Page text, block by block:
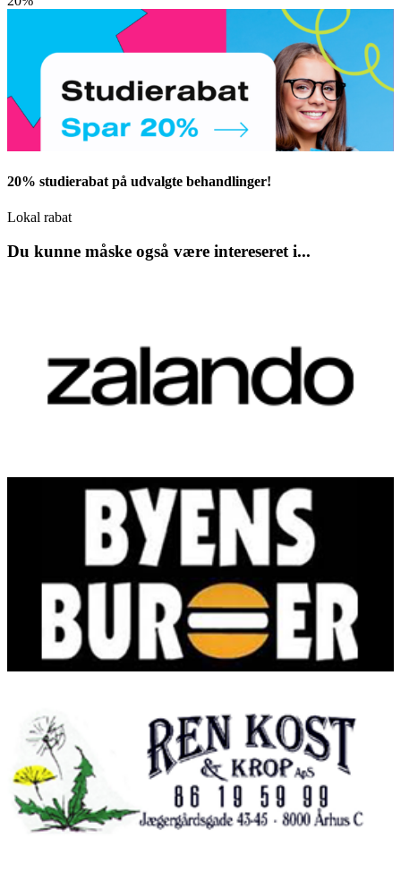
20% studierabat på udvalgte behandlinger!
Lokal rabat
Du kunne måske også være intereseret i...